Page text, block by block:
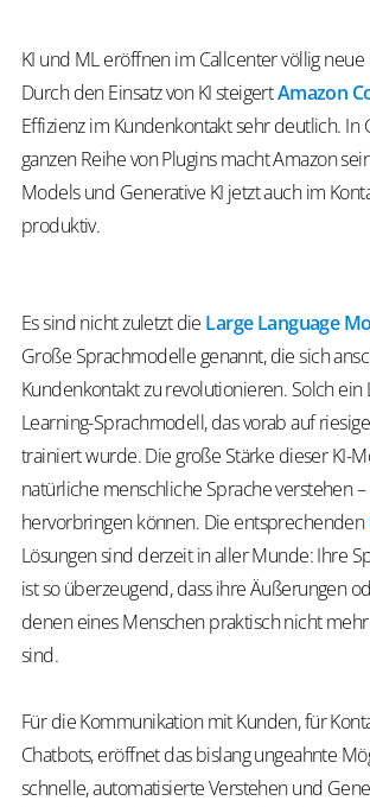
KI und ML eröffnen im Callcenter völlig
Durch den Einsatz von KI steigertAmazon
Effizienz im Kundenkontakt sehr deutlich. In
ganzen Reihe von Plugins macht Amazon
Models und Generative KI jetzt auch im
produktiv.
Es sind nicht zuletzt die Large Language
Große Sprachmodelle genannt, die sich
Kundenkontakt zu revolutionieren. Solch ein
Learning-Sprachmodell, das vorab auf
trainiert wurde. Die große Stärke dieser KI-
natürliche menschliche Sprache verstehen
hervorbringen können. Die entsprechenden
Lösungen sind derzeit in aller Munde: Ihre
ist so überzeugend, dass ihre Äußerungen
denen eines Menschen praktisch nicht
sind.
Für die Kommunikation mit Kunden, für
Chatbots, eröffnet das bislang ungeahnte
schnelle, automatisierte Verstehen und